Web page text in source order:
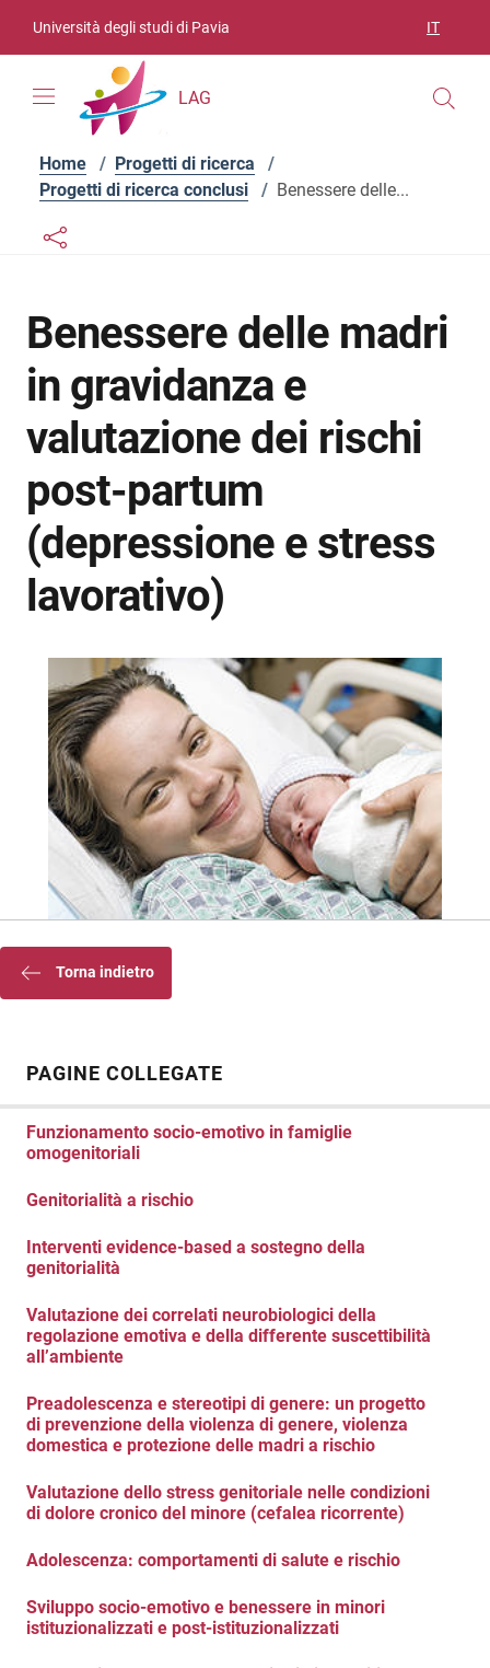
Università degli studi di Pavia IT
LAG
Home / Progetti di ricerca
/
Progetti di ricerca conclusi
/ Benessere delle...
Links condivisione social
Bottone condivisione social
Benessere delle madri
in gravidanza e
valutazione dei rischi
post-partum
(depressione e stress
lavorativo)
Torna indietro
PAGINE COLLEGATE
Funzionamento socio-emotivo in famiglie
omogenitoriali
Genitorialità a rischio
Interventi evidence-based a sostegno della
genitorialità
Valutazione dei correlati neurobiologici della
regolazione emotiva e della differente suscettibilità
all’ambiente
Preadolescenza e stereotipi di genere: un progetto
di prevenzione della violenza di genere, violenza
domestica e protezione delle madri a rischio
Valutazione dello stress genitoriale nelle condizioni
di dolore cronico del minore (cefalea ricorrente)
Adolescenza: comportamenti di salute e rischio
Sviluppo socio-emotivo e benessere in minori
istituzionalizzati e post-istituzionalizzati